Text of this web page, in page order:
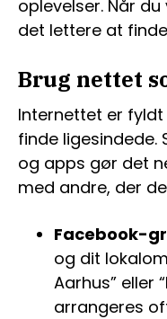
oplevelser. Når
det lettere at
Brug nettet
Internettet er
finde ligesindede.
og apps gør det
med andre, der
Facebook-
og dit
Aarhus” eller
arrangeres